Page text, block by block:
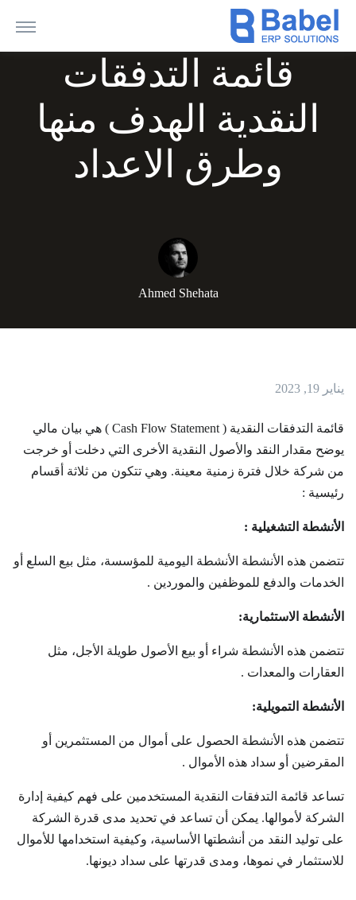
قائمة التدفقات
النقدية الهدف منها
وطرق الاعداد
Ahmed Shehata
يناير 19, 2023
قائمة التدفقات النقدية ( Cash Flow Statement ) هي بيان مالي
يوضح مقدار النقد والأصول النقدية الأخرى التي دخلت أو خرجت
من شركة خلال فترة زمنية معينة. وهي تتكون من ثلاثة أقسام
رئيسية :
الأنشطة التشغيلية :
تتضمن هذه الأنشطة الأنشطة اليومية للمؤسسة، مثل بيع السلع أو
الخدمات والدفع للموظفين والموردين .
الأنشطة الاستثمارية:
تتضمن هذه الأنشطة شراء أو بيع الأصول طويلة الأجل، مثل
العقارات والمعدات .
الأنشطة التمويلية:
تتضمن هذه الأنشطة الحصول على أموال من المستثمرين أو
المقرضين أو سداد هذه الأموال .
تساعد قائمة التدفقات النقدية المستخدمين على فهم كيفية إدارة
الشركة لأموالها. يمكن أن تساعد في تحديد مدى قدرة الشركة
على توليد النقد من أنشطتها الأساسية، وكيفية استخدامها للأموال
للاستثمار في نموها، ومدى قدرتها على سداد ديونها.